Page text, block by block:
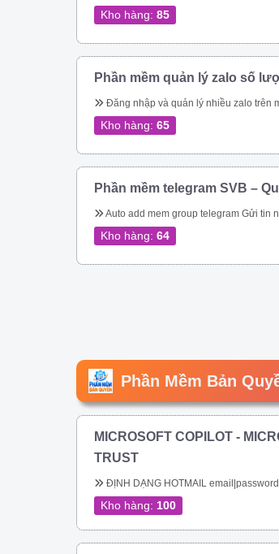
Kho hàng: 85
Phần mềm quản lý zalo số
Đăng nhập và quản lý nhiều zalo trên máy tính Gửi tin nhắn hàng loạt trên zalo Gửi tin nhắn hàng loạt trên zalo theo danh bạ. Gửi tin nhắn zalo hàng loạt theo phân loại trên danh bạ. Gửi tin nhắn zalo hàng loạt, tự động vào các group. Gửi tin nhắn zalo tự động theo thành
Kho hàng: 65
Phần mềm telegram SVB –
Auto add mem group telegram Gửi tin nhắn
Kho hàng: 64
Phần Mềm Bản
MICROSOFT COPILOT -
TRUST
ĐỊNH DẠNG HOTMAIL
Kho hàng: 100